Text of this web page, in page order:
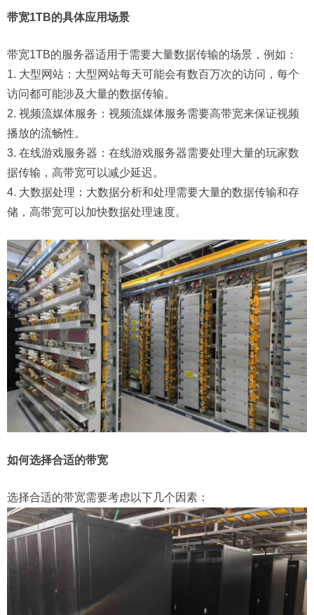
带宽1TB的具体应用场景
带宽1TB的服务器适用于需要大量数据传输的场景，例如：
1. 大型网站：大型网站每天可能会有数百万次的访问，每个
访问都可能涉及大量的数据传输。
2. 视频流媒体服务：视频流媒体服务需要高带宽来保证视频
播放的流畅性。
3. 在线游戏服务器：在线游戏服务器需要处理大量的玩家数
据传输，高带宽可以减少延迟。
4. 大数据处理：大数据分析和处理需要大量的数据传输和存
储，高带宽可以加快数据处理速度。
如何选择合适的带宽
选择合适的带宽需要考虑以下几个因素：